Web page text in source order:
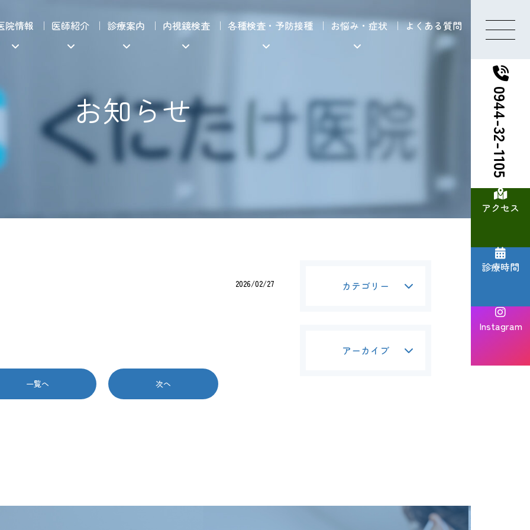
院情報 医師紹介 診療案内 内視鏡検査 各種検査・予防接種 お悩み・症状 よくある質問
0944-32-1105
アクセス
診療時間
Instagram
お知らせ
2026/02/27
一覧へ 次へ
カテゴリー
アーカイブ